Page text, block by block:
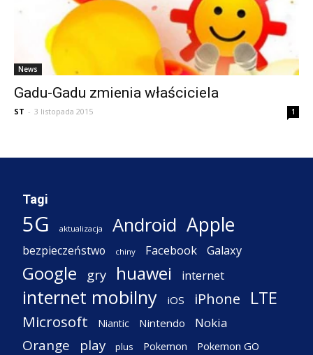
News
Gadu-Gadu zmienia właściciela
ST - 3 listopada 2015 1
Tagi
5G aktualizacja Android Apple
bezpieczeństwo chiny Facebook Galaxy
Google gry huawei internet
internet mobilny iOS iPhone LTE
Microsoft Niantic Nintendo Nokia
Orange play plus Pokemon Pokemon GO